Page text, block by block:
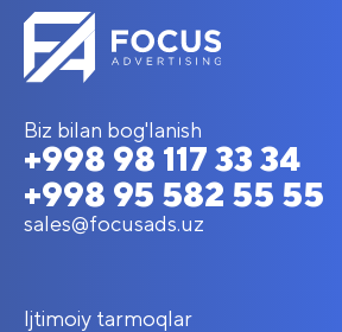
Biz bilan bog'lanish
+998 98 117 33 34
+998 95 582 55 55
sales@focusads.uz
Ijtimoiy tarmoqlar